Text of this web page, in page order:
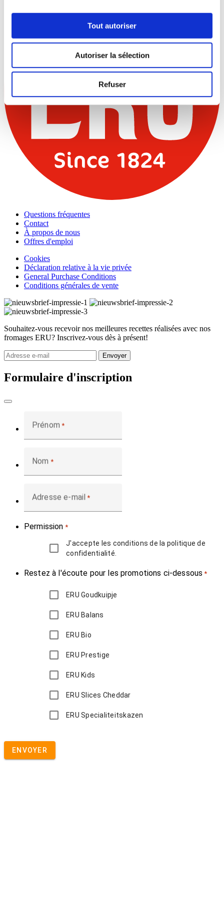
Tout autoriser
Autoriser la sélection
Refuser
Questions fréquentes
Contact
À propos de nous
Offres d'emploi
Cookies
Déclaration relative à la vie privée
General Purchase Conditions
Conditions générales de vente
Souhaitez-vous recevoir nos meilleures recettes réalisées avec nos
fromages ERU? Inscrivez-vous dès à présent!
Envoyer
Formulaire d'inscription
Prénom *
Nom *
Adresse e-mail *
Permission *
J'accepte les conditions de la politique de
confidentialité.
Restez à l'écoute pour les promotions ci-dessous *
ERU Goudkuipje
ERU Balans
ERU Bio
ERU Prestige
ERU Kids
ERU Slices Cheddar
ERU Specialiteitskazen
ENVOYER